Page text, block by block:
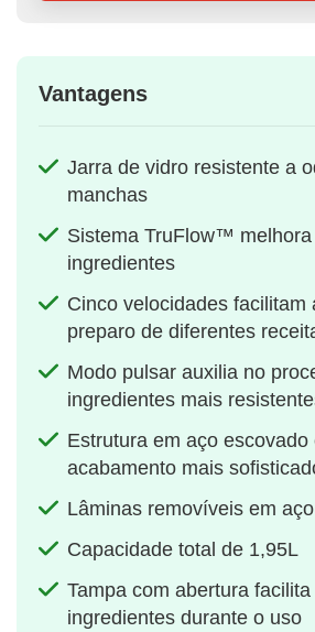
Vantagens
Jarra de vidro resistente a
manchas
Sistema TruFlow™
ingredientes
Cinco velocidades facilitam
preparo de diferentes
Modo pulsar auxilia no
ingredientes mais
Estrutura em aço escovado
acabamento mais
Lâminas removíveis em
Capacidade total de 1,95L
Tampa com abertura
ingredientes durante o uso